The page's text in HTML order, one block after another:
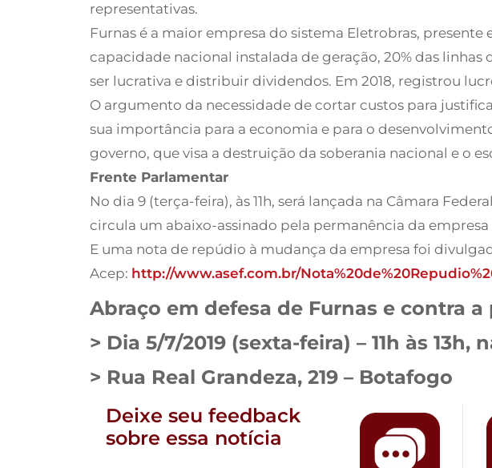
representativas.
Furnas é a maior empresa do sistema Eletrobras, presente
capacidade nacional instalada de geração, 20% das
ser lucrativa e distribuir dividendos. Em 2018, registrou
O argumento da necessidade de cortar custos para
sua importância para a economia e para o
governo, que visa a destruição da soberania nacional e o
Frente Parlamentar
No dia 9 (terça-feira), às 11h, será lançada na Câmara
circula um abaixo-assinado pela permanência da
E uma nota de repúdio à mudança da empresa foi
Acep: http://www.asef.com.br/
Abraço em defesa de Furnas e contra
> Dia 5/7/2019 (sexta-feira) – 11h às 13h,
> Rua Real Grandeza, 219 – Botafogo
Deixe seu feedback
sobre essa notícia